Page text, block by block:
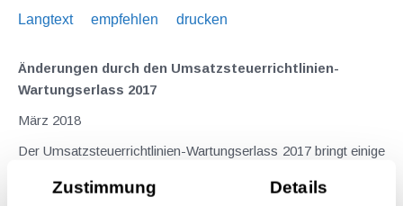
Zustimmung Details
Langtext
empfehlen drucken
Änderungen durch den Umsatzsteuerrichtlinien-
Wartungserlass 2017
März 2018
Der Umsatzsteuerrichtlinien-Wartungserlass 2017 bringt einige
nachfolgend dargestellt. Fruchtgenussrecht Die unentgeltliche